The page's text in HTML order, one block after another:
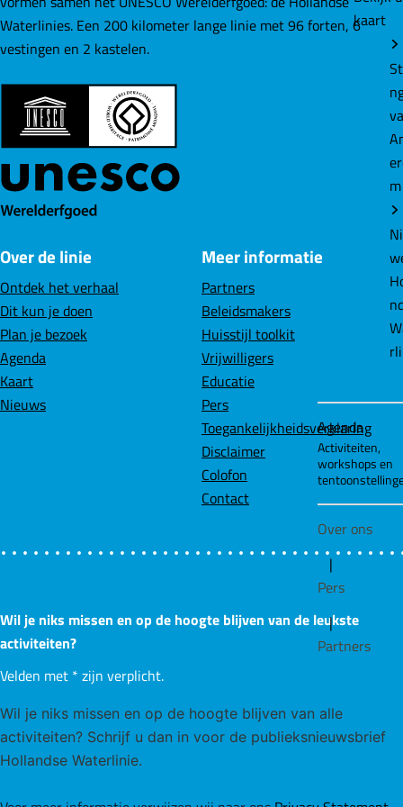
kaart
m
Agenda
Activiteiten,
workshops en
Over ons
|
Pers
|
Partners
a
g
n
a
o
p
F
a
e
b
o
o
k
a
g
n
p
L
i
k
d
I
n
a
g
n
a
o
p
W
A
Waterlinies. Een 200 kilometer lange linie met 96 forten, 6
vestingen en 2 kastelen.
Over de linie
Ontdek het verhaal
Dit kun je doen
Plan je bezoek
Agenda
Kaart
Nieuws
Meer informatie
Partners
Beleidsmakers
Huisstijl toolkit
Vrijwilligers
Educatie
Pers
Toegankelijkheidsverklaring
Disclaimer
Colofon
Contact
Wil je niks missen en op de hoogte blijven van de leukste
activiteiten?
Velden met * zijn verplicht.
Wil je niks missen en op de hoogte blijven van alle
activiteiten? Schrijf u dan in voor de publieksnieuwsbrief
Hollandse Waterlinie.